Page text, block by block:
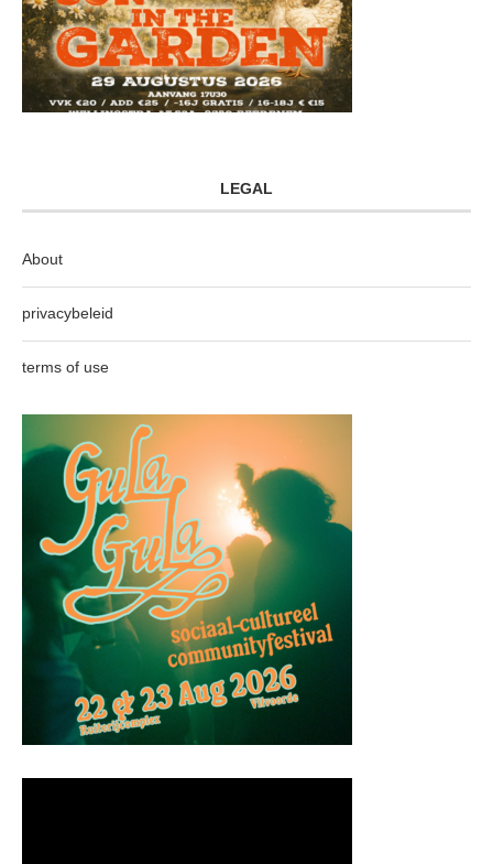
LEGAL
About
privacybeleid
terms of use